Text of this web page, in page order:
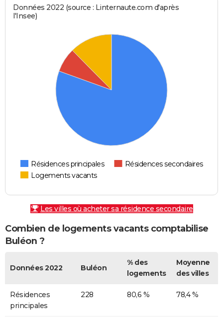
Données 2022 (source : Linternaute.com d'après
l'Insee)
Résidences principales
Résidences secondaires
Logements vacants
Les villes où acheter sa résidence secondaire
Combien de logements vacants comptabilise
Buléon ?
Données 2022 Buléon
% des
logements
Moyenne
des villes
Résidences
principales
228 80,6 % 78,4 %